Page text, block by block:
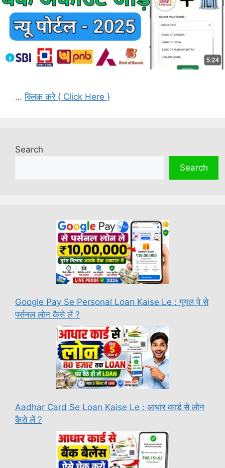
…क्लिक करे { Click Here }
Search
Search
Google Pay Se Personal Loan Kaise Le : गूगल पे से
पर्सनल लोन कैसे लें ?
Aadhar Card Se Loan Kaise Le : आधार कार्ड से लोन
कैसे लें ?